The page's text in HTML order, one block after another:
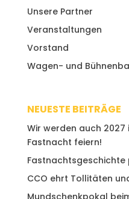
Unsere Partner
Veranstaltungen
Vorstand
Wagen- und
NEUESTE BEITRÄGE
Wir werden auch 2027
Fastnacht feiern!
Fastnachtsgeschichte
CCO ehrt Tollitäten
Mundschenkpokal